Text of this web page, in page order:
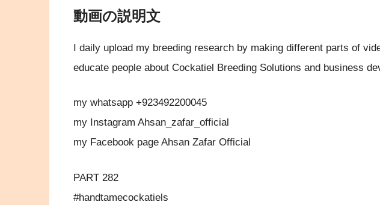
動画の説明文
I daily upload my breeding research by making different parts of
educate people about Cockatiel Breeding Solutions and business
my whatsapp +923492200045
my Instagram Ahsan_zafar_official
my Facebook page Ahsan Zafar Official
PART 282
#handtamecockatiels